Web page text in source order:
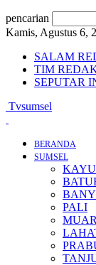
pencarian
Kamis, Agustus 6,
SALAM
TIM
SEPUTAR
Tvsumsel
BERANDA
SUMSEL
PALI